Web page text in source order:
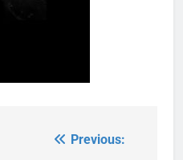
Previous: